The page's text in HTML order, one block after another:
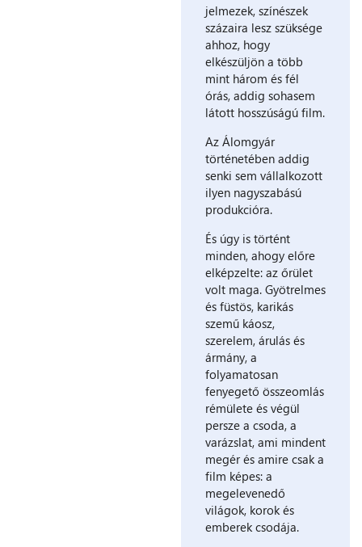
jelmezek, színészek
százaira lesz szüksége
ahhoz, hogy
elkészüljön a több
mint három és fél
órás, addig sohasem
látott hosszúságú film.
Az Álomgyár
történetében addig
senki sem vállalkozott
ilyen nagyszabású
produkcióra.
És úgy is történt
minden, ahogy előre
elképzelte: az őrület
volt maga. Gyötrelmes
és füstös, karikás
szemű káosz,
szerelem, árulás és
ármány, a
folyamatosan
fenyegető összeomlás
rémülete és végül
persze a csoda, a
varázslat, ami mindent
megér és amire csak a
film képes: a
megelevenedő
világok, korok és
emberek csodája.